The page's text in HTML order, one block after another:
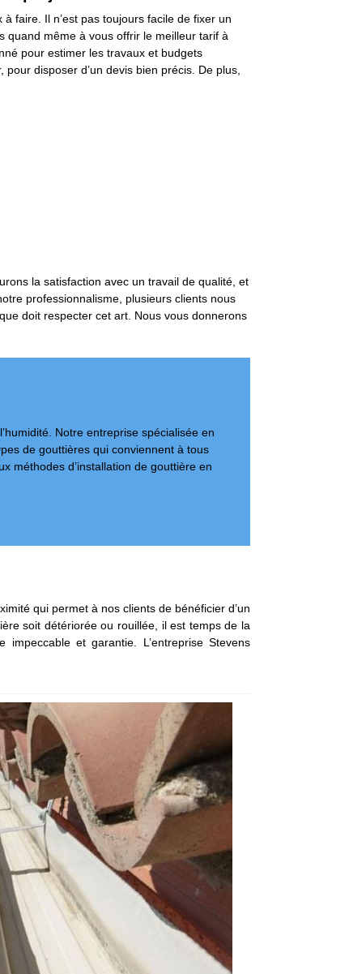
faire. Il n’est pas toujours facile de fixer un
quand même à vous offrir le meilleur tarif à
pour estimer les travaux et budgets
disposer d’un devis bien précis. De plus,
la satisfaction avec un travail de qualité, et
professionnalisme, plusieurs clients nous
doit respecter cet art. Nous vous donnerons
Notre entreprise spécialisée en
de gouttières qui conviennent à tous
méthodes d’installation de gouttière en
qui permet à nos clients de bénéficier d’un
soit détériorée ou rouillée, il est temps de la
et garantie. L’entreprise Stevens